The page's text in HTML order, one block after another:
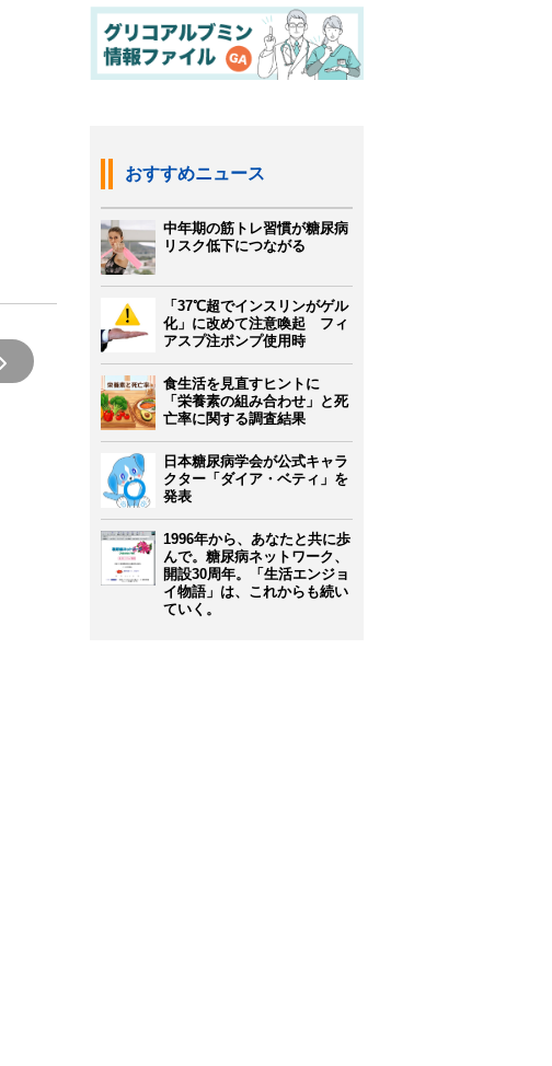
おすすめニュース
中年期の筋トレ習慣が糖尿病
リスク低下につながる
「37℃超でインスリンがゲル
化」に改めて注意喚起 フィ
アスプ注ポンプ使用時
食生活を見直すヒントに
「栄養素の組み合わせ」と死
亡率に関する調査結果
日本糖尿病学会が公式キャラ
クター「ダイア・ベティ」を
発表
1996年から、あなたと共に歩
んで。糖尿病ネットワーク、
開設30周年。「生活エンジョ
イ物語」は、これからも続い
ていく。